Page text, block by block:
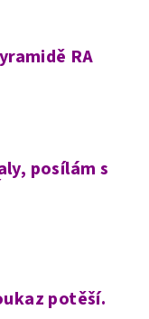
RA
posílám s
potěší.